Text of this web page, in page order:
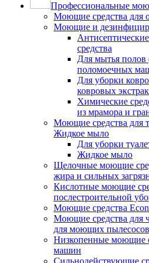
Профессиональные
Моющие средства для
Моющие и
средства
Для мытья полов
поломоечных
Для уборки
ковровых
Химические
из мрамора и
Моющие средства для
Жидкое мыло
Для уборки
Жидкое мыло
Щелочные моющие
жира и сильных
Кислотные моющие
послестроительной
Моющие средства
Моющие средства для
для моющих
Низкопенные моющие
машин
Сильнодействующие